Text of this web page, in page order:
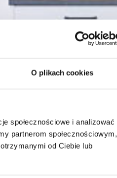
O plikach cookies
społecznościowe i analizować
partnerom społecznościowym,
od Ciebie lub